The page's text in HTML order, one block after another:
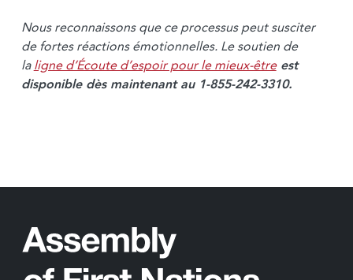
Nous reconnaissons que ce processus peut susciter
de fortes réactions émotionnelles. Le soutien de
laligne d’Écoute d’espoir pour le mieux-êtreest
disponible dès maintenant au 1-855-242-3310.